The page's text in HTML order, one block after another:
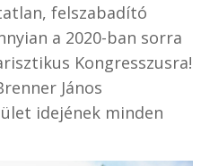
felszabadító
a 2020-ban sorra
Kongresszusra!
János
idejének minden